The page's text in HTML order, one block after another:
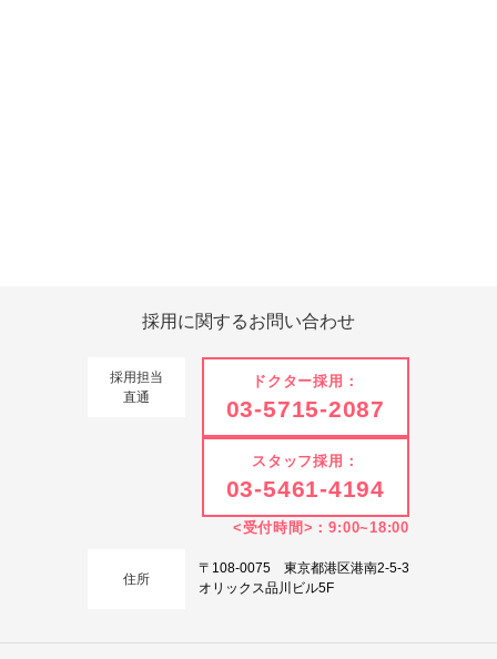
採用に関するお問い合わせ
採用担当
直通
ドクター採用：
03-5715-2087
スタッフ採用：
03-5461-4194
<受付時間>：9:00~18:00
住所
〒108-0075 東京都港区港南2-5-3
オリックス品川ビル5F